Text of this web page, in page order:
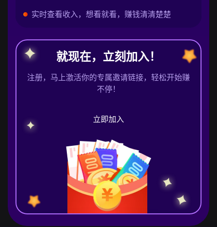
实时查看收入，想看就看，赚钱清清楚楚
就现在，立刻加入！
注册，马上激活你的专属邀请链接，轻松开始赚
不停！
立即加入